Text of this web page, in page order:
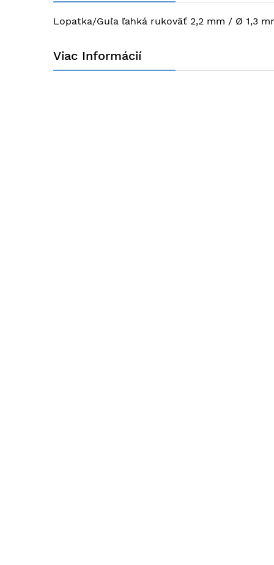
Lopatka/Guľa ľahká rukoväť 2,2 mm / Ø 1,3
Viac Informácií